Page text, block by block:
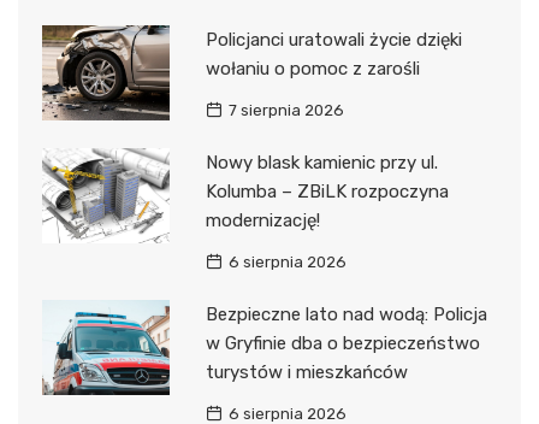
Policjanci uratowali życie dzięki
wołaniu o pomoc z zarośli
7 sierpnia 2026
Nowy blask kamienic przy ul.
Kolumba – ZBiLK rozpoczyna
modernizację!
6 sierpnia 2026
Bezpieczne lato nad wodą: Policja
w Gryfinie dba o bezpieczeństwo
turystów i mieszkańców
6 sierpnia 2026